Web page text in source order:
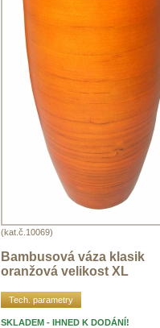
(kat.č.10069)
Bambusová váza klasik
oranžová velikost XL
Tech. parametry
SKLADEM - IHNED K DODÁNÍ!